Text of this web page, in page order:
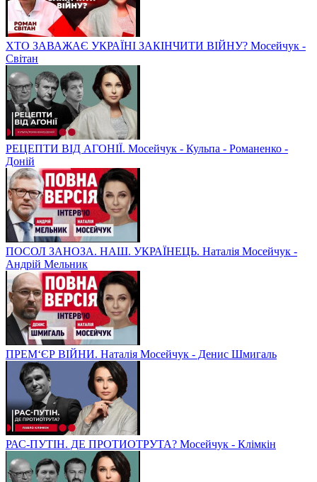
ХТО ЗАВАЖАЄ УКРАЇНІ ЗАКІНЧИТИ ВІЙНУ? Мосейчук -
Світан
РЕЦЕПТИ ВІД АГОНІЇ. Мосейчук - Кульпа - Романенко -
Доній
ПОСОЛ ЗАНОЗА. НАШ. УКРАЇНЕЦЬ. Наталія Мосейчук -
Андрій Мельник
ПРЕМ‘ЄР ВІЙНИ. Наталія Мосейчук - Денис Шмигаль
РАС-ПУТІН. ДЕ ПРОТИОТРУТА? Мосейчук - Клімкін